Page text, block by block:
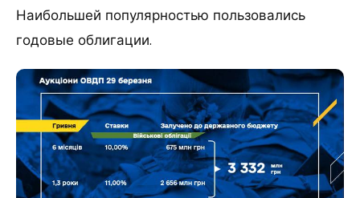
Наибольшей популярностью пользовались
годовые облигации.